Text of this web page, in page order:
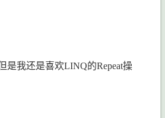
是我还是喜欢LINQ的Repeat操